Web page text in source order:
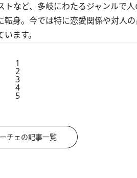
など、多岐にわたるジャンルで
身。今では特に恋愛関係や対人
ます。
1
2
3
4
5
チェの記事一覧